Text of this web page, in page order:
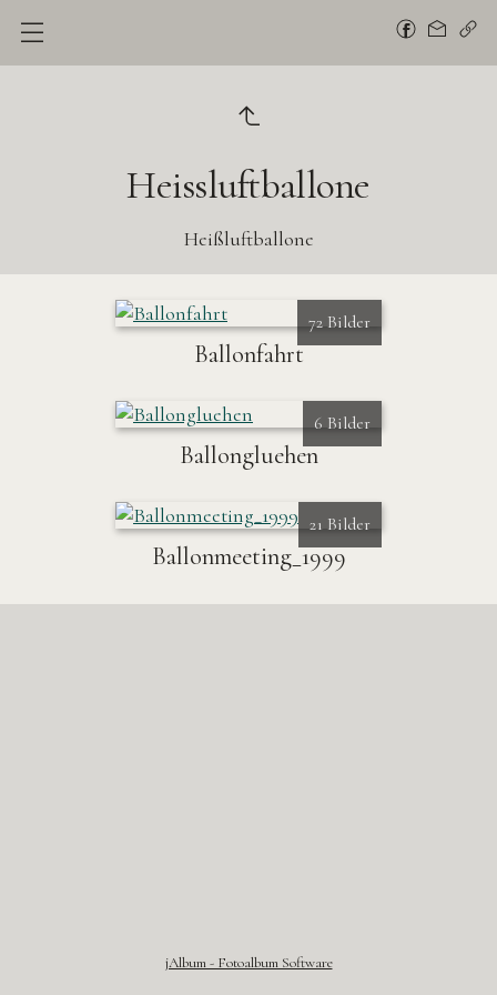
Heissluftballone
Heißluftballone
72 Bilder
Ballonfahrt
6 Bilder
Ballongluehen
21 Bilder
Ballonmeeting_1999
jAlbum - Fotoalbum Software